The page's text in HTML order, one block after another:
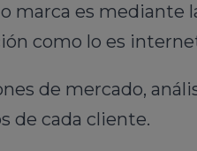
marca es mediante
como lo es
de mercado,
de cada cliente.